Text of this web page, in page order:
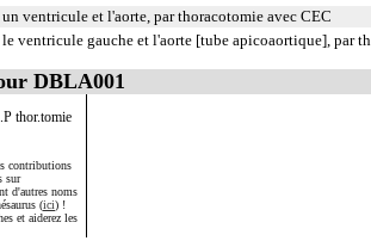
ventricule et l'aorte, par thoracotomie avec CEC
ventricule gauche et l'aorte [tube apicoaortique], par
DBLA001
thor.tomie
contributions
sur
d'autres noms
(ici) !
et aiderez les